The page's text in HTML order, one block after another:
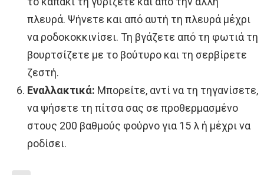
πλευρά. Ψήνετε και από αυτή τη πλευρά μέχρι
να ροδοκοκκινίσει. Τη βγάζετε από τη φωτιά τη
βουρτσίζετε με το βούτυρο και τη σερβίρετε
ζεστή.
Εναλλακτικά: Μπορείτε, αντί να τη τηγανίσετε,
να ψήσετε τη πίτσα σας σε προθερμασμένο
στους 200 βαθμούς φούρνο για 15 λ ή μέχρι να
ροδίσει.